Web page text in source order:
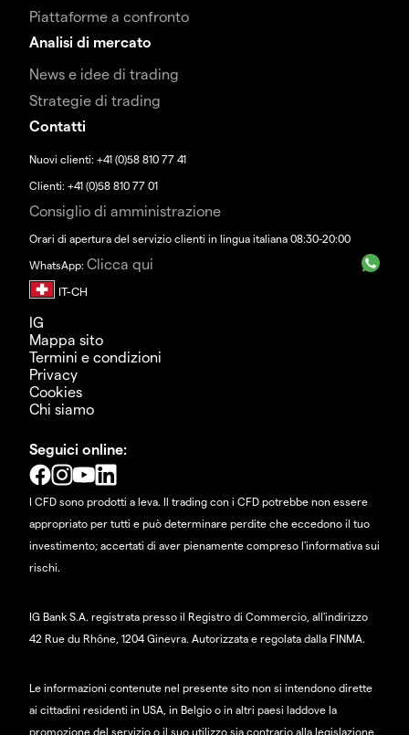
Piattaforme a confronto
Analisi di mercato
News e idee di trading
Strategie di trading
Contatti
Nuovi clienti: +41 (0)58 810 77 41
Clienti: +41 (0)58 810 77 01
Consiglio di amministrazione
Orari di apertura del servizio clienti in lingua italiana 08:30-20:00
WhatsApp: Clicca qui
IG
Mappa sito
Termini e condizioni
Privacy
Cookies
Chi siamo
Seguici online:
I CFD sono prodotti a leva. Il trading con i CFD potrebbe non essere
appropriato per tutti e può determinare perdite che eccedono il tuo
investimento; accertati di aver pienamente compreso l'informativa sui
rischi.
IG Bank S.A. registrata presso il Registro di Commercio, all'indirizzo
42 Rue du Rhône, 1204 Ginevra. Autorizzata e regolata dalla FINMA.
Le informazioni contenute nel presente sito non si intendono dirette
ai cittadini residenti in USA, in Belgio o in altri paesi laddove la
promozione del servizio o il suo utilizzo sia contrario alla legislazione